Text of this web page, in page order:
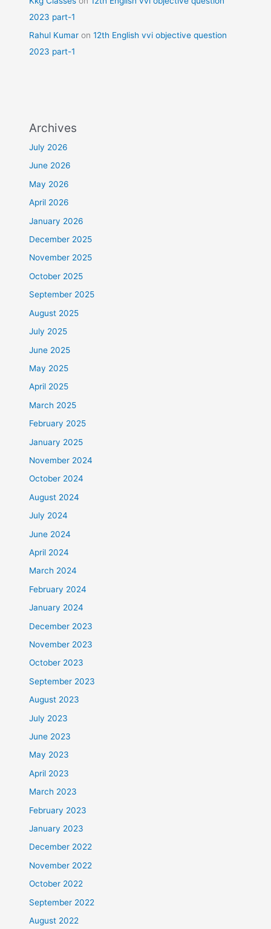
2023 part-1
Rahul Kumar on12th English vvi objective question
2023 part-1
Archives
July 2026
June 2026
May 2026
April 2026
January 2026
December 2025
November 2025
October 2025
September 2025
August 2025
July 2025
June 2025
May 2025
April 2025
March 2025
February 2025
January 2025
November 2024
October 2024
August 2024
July 2024
June 2024
April 2024
March 2024
February 2024
January 2024
December 2023
November 2023
October 2023
September 2023
August 2023
July 2023
June 2023
May 2023
April 2023
March 2023
February 2023
January 2023
December 2022
November 2022
October 2022
September 2022
August 2022